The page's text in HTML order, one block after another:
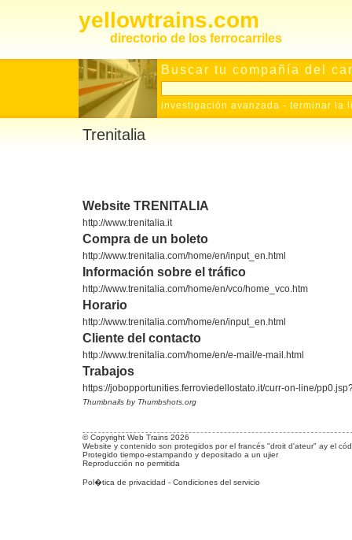
yellowtrains.com
directorio de los ferrocarriles
Buscar tu compañía del
investigación avanzada - terminar la
Trenitalia
Website TRENITALIA
http://www.trenitalia.it
Compra de un boleto
http://www.trenitalia.com/home/en/input_en.html
Información sobre el tráfico
http://www.trenitalia.com/home/en/vco/home_vco.htm
Horario
http://www.trenitalia.com/home/en/input_en.html
Cliente del contacto
http://www.trenitalia.com/home/en/e-mail/e-mail.html
Trabajos
https://jobopportunities.ferroviedellostato.it/curr-on-line/
Thumbnails by Thumbshots.org
© Copyright Web Trains 2026
Website y contenido son protegidos por el francés "droit d'ateur" ay el
Protegido tiempo-estampando y depositado a un ujier
Reproducción no permitida
Pol�tica de privacidad - Condiciones del servicio